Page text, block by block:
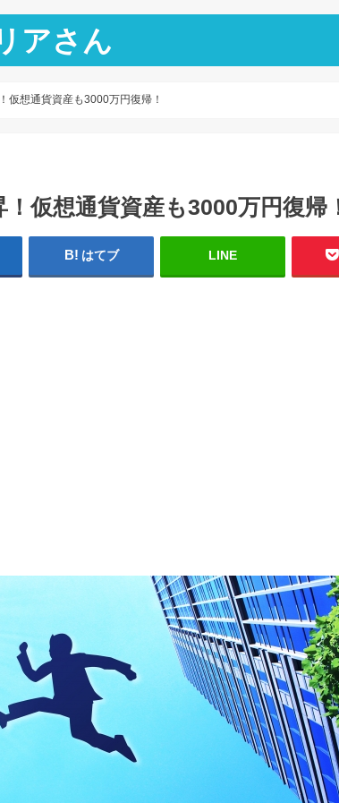
アさん
仮想通貨資産も3000万円復帰！
仮想通貨資産も3000万円復帰
はてブ LINE